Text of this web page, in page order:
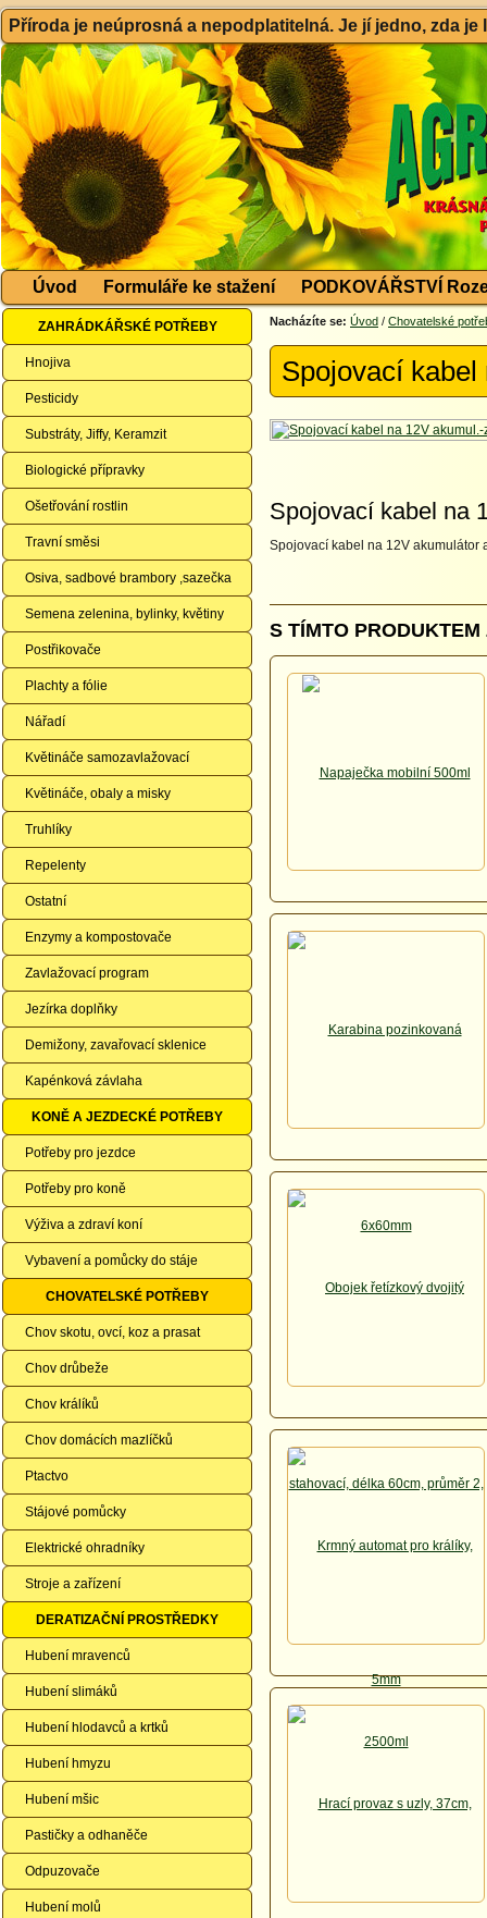
Příroda je neúprosná a nepodplatitelná. Je jí jedno, zda
Úvod Formuláře ke stažení PODKOVÁŘSTVÍ
ZAHRÁDKÁŘSKÉ POTŘEBY
Hnojiva
Pesticidy
Substráty, Jiffy, Keramzit
Biologické přípravky
Ošetřování rostlin
Travní směsi
Osiva, sadbové brambory ,sazečka
Semena zelenina, bylinky, květiny
Postřikovače
Plachty a fólie
Nářadí
Květináče samozavlažovací
Květináče, obaly a misky
Truhlíky
Repelenty
Ostatní
Enzymy a kompostovače
Zavlažovací program
Jezírka doplňky
Demižony, zavařovací sklenice
Kapénková závlaha
KONĚ A JEZDECKÉ POTŘEBY
Potřeby pro jezdce
Potřeby pro koně
Výživa a zdraví koní
Vybavení a pomůcky do stáje
CHOVATELSKÉ POTŘEBY
Chov skotu, ovcí, koz a prasat
Chov drůbeže
Chov králíků
Chov domácích mazlíčků
Ptactvo
Stájové pomůcky
Elektrické ohradníky
Stroje a zařízení
DERATIZAČNÍ PROSTŘEDKY
Hubení mravenců
Hubení slimáků
Hubení hlodavců a krtků
Hubení hmyzu
Hubení mšic
Pastičky a odhaněče
Odpuzovače
Hubení molů
Nacházíte se: Úvod / Chovatelské
Spojovací
Spojovací kabel na
Spojovací kabel na 12V akumulátor
S TÍMTO